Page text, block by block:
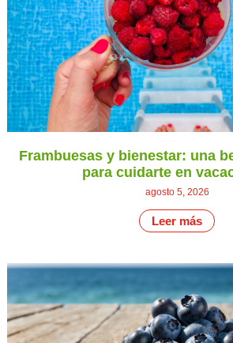
Frambuesas y bienestar: una
para cuidarte en
agosto 5, 2026
Leer más